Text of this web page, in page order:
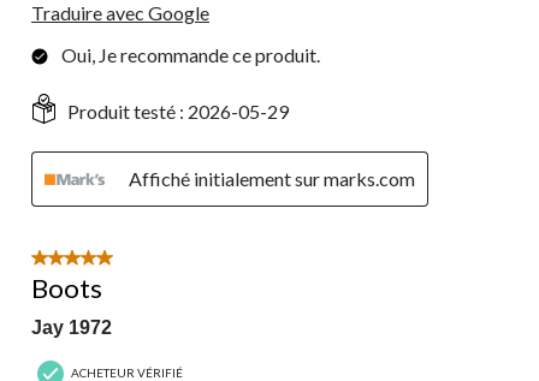
Traduire avec Google
Oui, Je recommande ce produit.
Produit testé : 2026-05-29
Affiché initialement sur marks.com
5 étoile(s) sur 5.
Boots
Jay 1972
ACHETEUR VÉRIFIÉ